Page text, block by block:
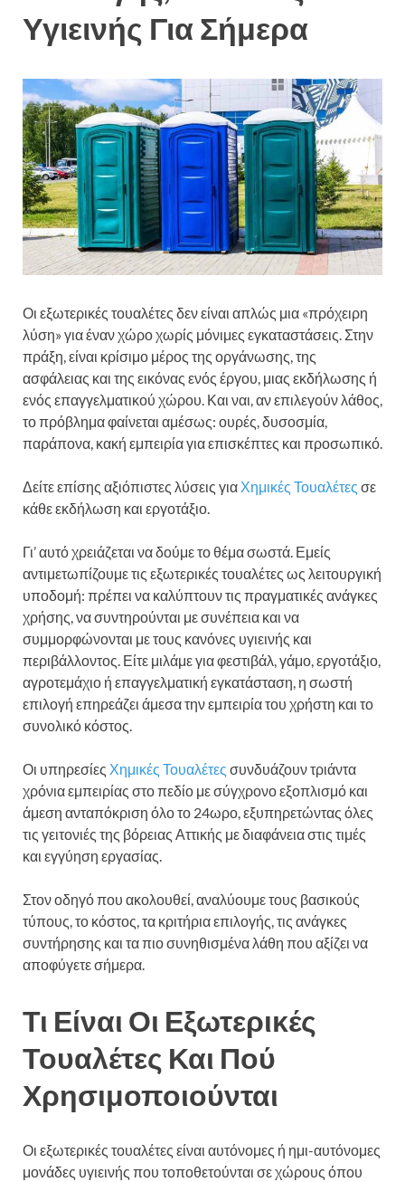
Υγιεινής Για Σήμερα
Οι εξωτερικές τουαλέτες δεν είναι απλώς μια «πρόχειρη
λύση» για έναν χώρο χωρίς μόνιμες εγκαταστάσεις. Στην
πράξη, είναι κρίσιμο μέρος της οργάνωσης, της
ασφάλειας και της εικόνας ενός έργου, μιας εκδήλωσης ή
ενός επαγγελματικού χώρου. Και ναι, αν επιλεγούν λάθος,
το πρόβλημα φαίνεται αμέσως: ουρές, δυσοσμία,
παράπονα, κακή εμπειρία για επισκέπτες και προσωπικό.
Δείτε επίσης αξιόπιστες λύσεις για Χημικές Τουαλέτες σε
κάθε εκδήλωση και εργοτάξιο.
Γι’ αυτό χρειάζεται να δούμε το θέμα σωστά. Εμείς
αντιμετωπίζουμε τις εξωτερικές τουαλέτες ως λειτουργική
υποδομή: πρέπει να καλύπτουν τις πραγματικές ανάγκες
χρήσης, να συντηρούνται με συνέπεια και να
συμμορφώνονται με τους κανόνες υγιεινής και
περιβάλλοντος. Είτε μιλάμε για φεστιβάλ, γάμο, εργοτάξιο,
αγροτεμάχιο ή επαγγελματική εγκατάσταση, η σωστή
επιλογή επηρεάζει άμεσα την εμπειρία του χρήστη και το
συνολικό κόστος.
Οι υπηρεσίες Χημικές Τουαλέτες συνδυάζουν τριάντα
χρόνια εμπειρίας στο πεδίο με σύγχρονο εξοπλισμό και
άμεση ανταπόκριση όλο το 24ωρο, εξυπηρετώντας όλες
τις γειτονιές της βόρειας Αττικής με διαφάνεια στις τιμές
και εγγύηση εργασίας.
Στον οδηγό που ακολουθεί, αναλύουμε τους βασικούς
τύπους, το κόστος, τα κριτήρια επιλογής, τις ανάγκες
συντήρησης και τα πιο συνηθισμένα λάθη που αξίζει να
αποφύγετε σήμερα.
Τι Είναι Οι Εξωτερικές
Τουαλέτες Και Πού
Χρησιμοποιούνται
Οι εξωτερικές τουαλέτες είναι αυτόνομες ή ημι-αυτόνομες
μονάδες υγιεινής που τοποθετούνται σε χώρους όπου